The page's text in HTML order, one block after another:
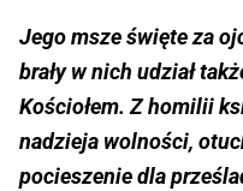
Jego msze święte za
brały w nich udział
Kościołem. Z homilii
nadzieja wolności,
pocieszenie dla